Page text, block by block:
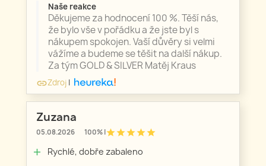
Naše reakce
Děkujeme za hodnocení 100 %. Těší nás,
že bylo vše v pořádku a že jste byl s
nákupem spokojen. Vaší důvěry si velmi
vážíme a budeme se těšit na další nákup.
Za tým GOLD & SILVER Matěj Kraus
linkZdroj |
Zuzana
05.08.2026 100% |starstarstarstarstar
add Rychlé, dobře zabaleno